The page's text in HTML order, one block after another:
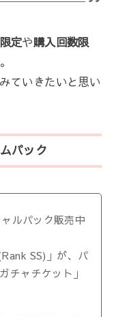
定や購入回数限
ていきたいと思い
パック
ルパック販売中
SS)」が、パ
チャチケット」